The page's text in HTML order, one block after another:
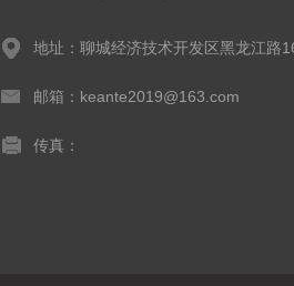
地址：聊城经济技术开发区黑龙江路
邮箱：keante2019@163.com
传真：